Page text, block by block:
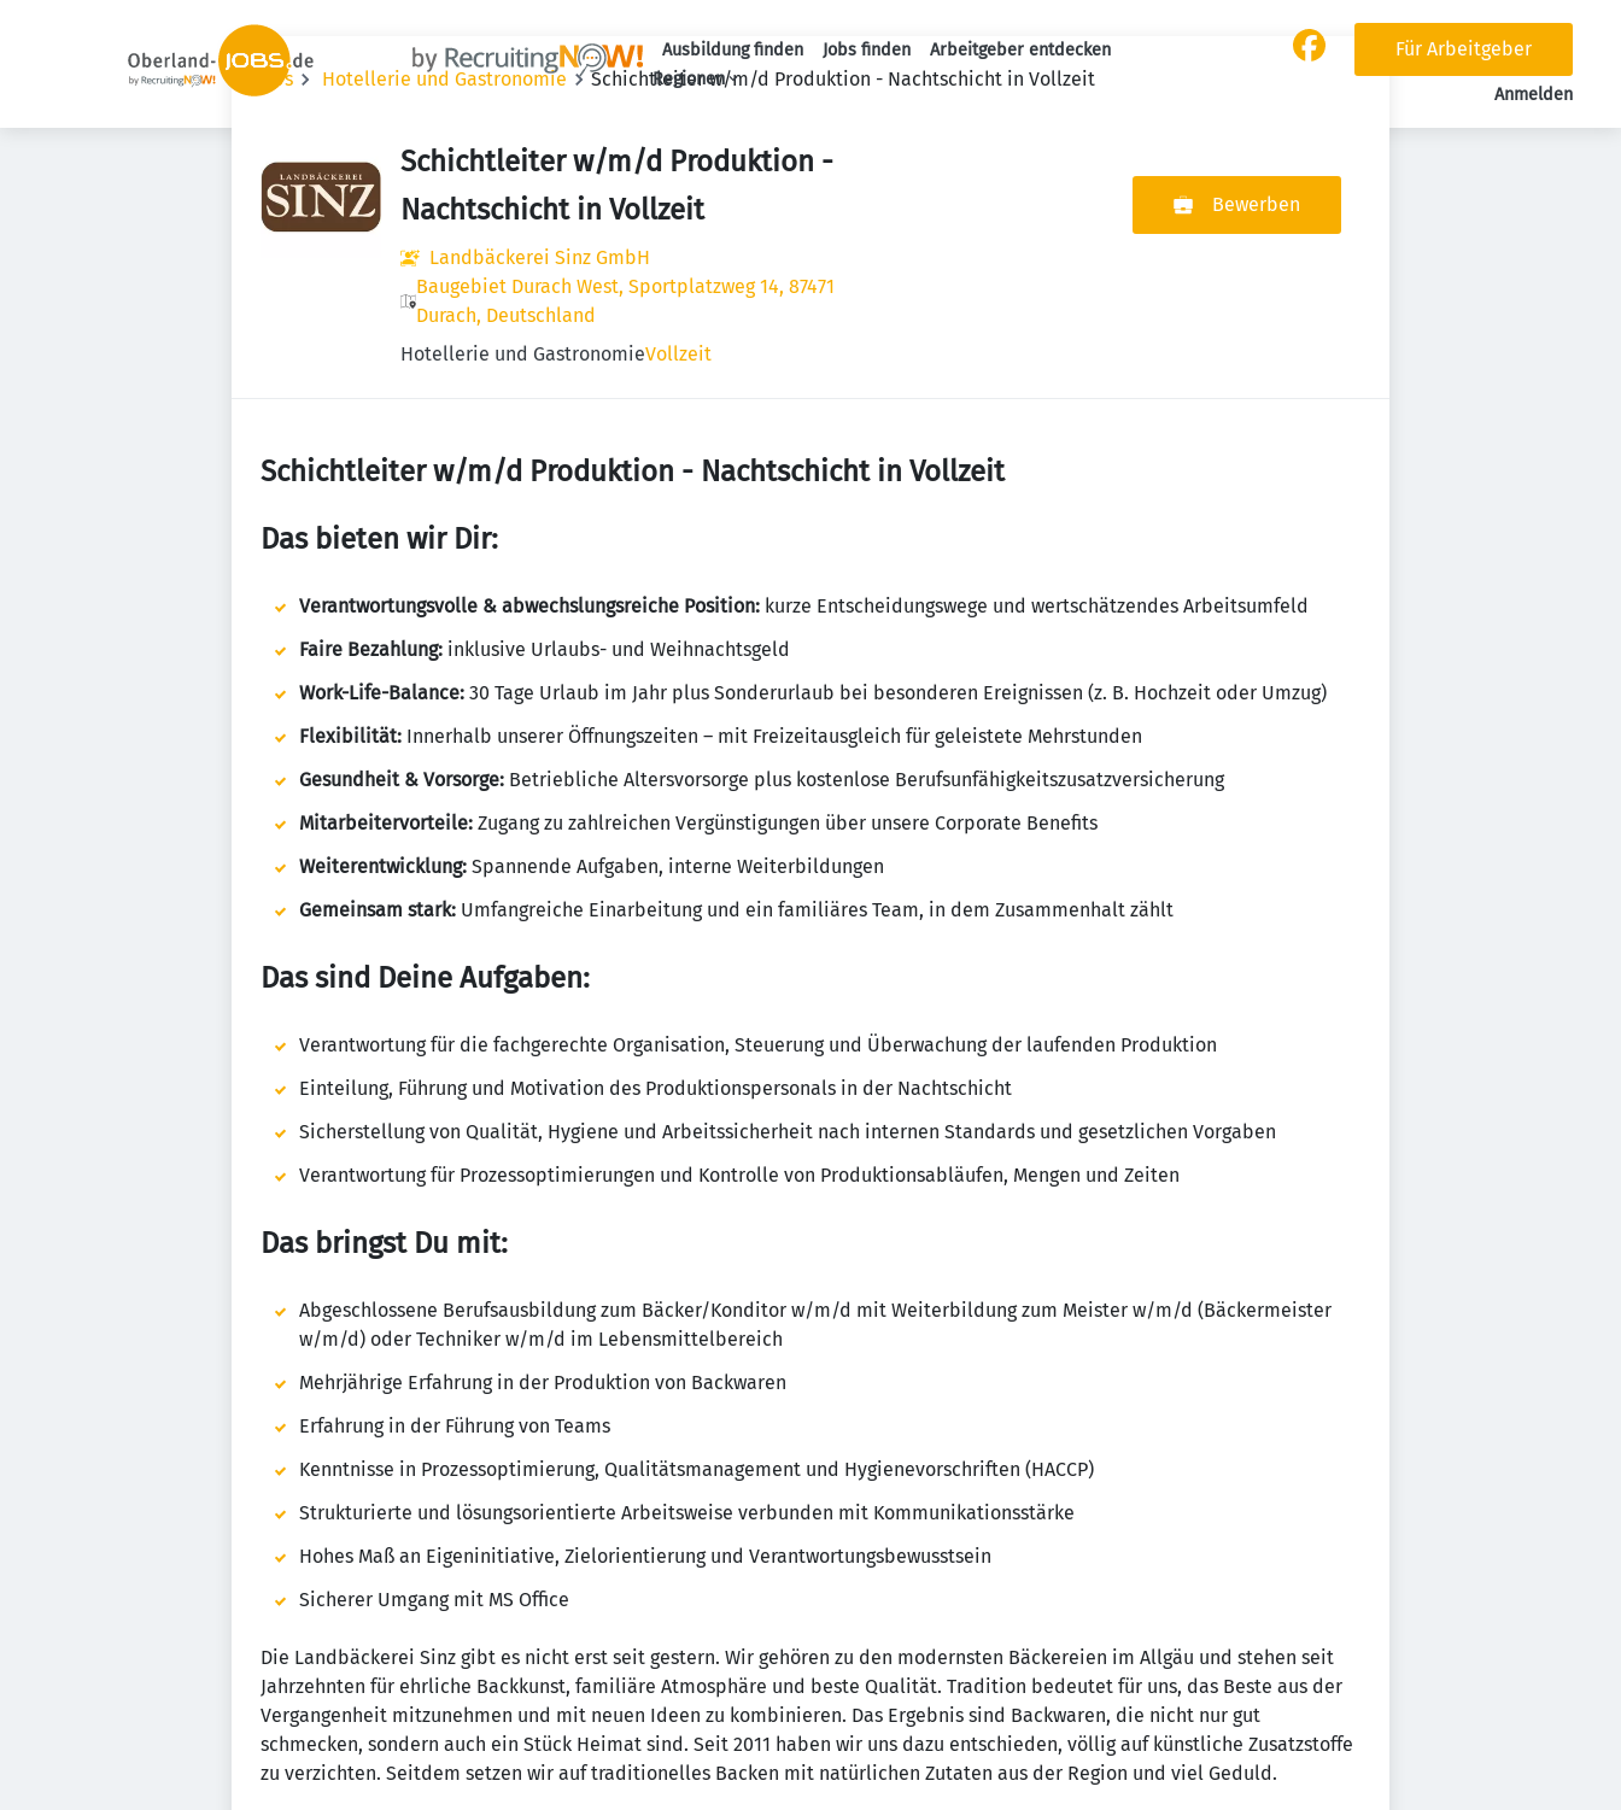
Haupt-Navigation
Ausbildung finden Jobs finden
Arbeitgeber entdecken
Regionen
Für Arbeitgeber
Anmelden
Jobs Hotellerie und Gastronomie Schichtleiter w/m/d Produktion - Nachtschicht in Vollzeit
Schichtleiter w/m/d Produktion -
Nachtschicht in Vollzeit
Landbäckerei Sinz GmbH
Baugebiet Durach West, Sportplatzweg 14, 87471
Durach, Deutschland
Hotellerie und GastronomieVollzeit
Bewerben
Schichtleiter w/m/d Produktion - Nachtschicht in Vollzeit
Das bieten wir Dir:
Verantwortungsvolle & abwechslungsreiche Position: kurze Entscheidungswege und wertschätzendes Arbeitsumfeld
Faire Bezahlung: inklusive Urlaubs- und Weihnachtsgeld
Work-Life-Balance: 30 Tage Urlaub im Jahr plus Sonderurlaub bei besonderen Ereignissen (z. B. Hochzeit oder Umzug)
Flexibilität: Innerhalb unserer Öffnungszeiten – mit Freizeitausgleich für geleistete Mehrstunden
Gesundheit & Vorsorge: Betriebliche Altersvorsorge plus kostenlose Berufsunfähigkeitszusatzversicherung
Mitarbeitervorteile: Zugang zu zahlreichen Vergünstigungen über unsere Corporate Benefits
Weiterentwicklung: Spannende Aufgaben, interne Weiterbildungen
Gemeinsam stark: Umfangreiche Einarbeitung und ein familiäres Team, in dem Zusammenhalt zählt
Das sind Deine Aufgaben:
Verantwortung für die fachgerechte Organisation, Steuerung und Überwachung der laufenden Produktion
Einteilung, Führung und Motivation des Produktionspersonals in der Nachtschicht
Sicherstellung von Qualität, Hygiene und Arbeitssicherheit nach internen Standards und gesetzlichen Vorgaben
Verantwortung für Prozessoptimierungen und Kontrolle von Produktionsabläufen, Mengen und Zeiten
Das bringst Du mit:
Abgeschlossene Berufsausbildung zum Bäcker/Konditor w/m/d mit Weiterbildung zum Meister w/m/d (Bäckermeister
w/m/d) oder Techniker w/m/d im Lebensmittelbereich
Mehrjährige Erfahrung in der Produktion von Backwaren
Erfahrung in der Führung von Teams
Kenntnisse in Prozessoptimierung, Qualitätsmanagement und Hygienevorschriften (HACCP)
Strukturierte und lösungsorientierte Arbeitsweise verbunden mit Kommunikationsstärke
Hohes Maß an Eigeninitiative, Zielorientierung und Verantwortungsbewusstsein
Sicherer Umgang mit MS Office
Die Landbäckerei Sinz gibt es nicht erst seit gestern. Wir gehören zu den modernsten Bäckereien im Allgäu und stehen seit
Jahrzehnten für ehrliche Backkunst, familiäre Atmosphäre und beste Qualität. Tradition bedeutet für uns, das Beste aus der
Vergangenheit mitzunehmen und mit neuen Ideen zu kombinieren. Das Ergebnis sind Backwaren, die nicht nur gut
schmecken, sondern auch ein Stück Heimat sind. Seit 2011 haben wir uns dazu entschieden, völlig auf künstliche Zusatzstoffe
zu verzichten. Seitdem setzen wir auf traditionelles Backen mit natürlichen Zutaten aus der Region und viel Geduld.